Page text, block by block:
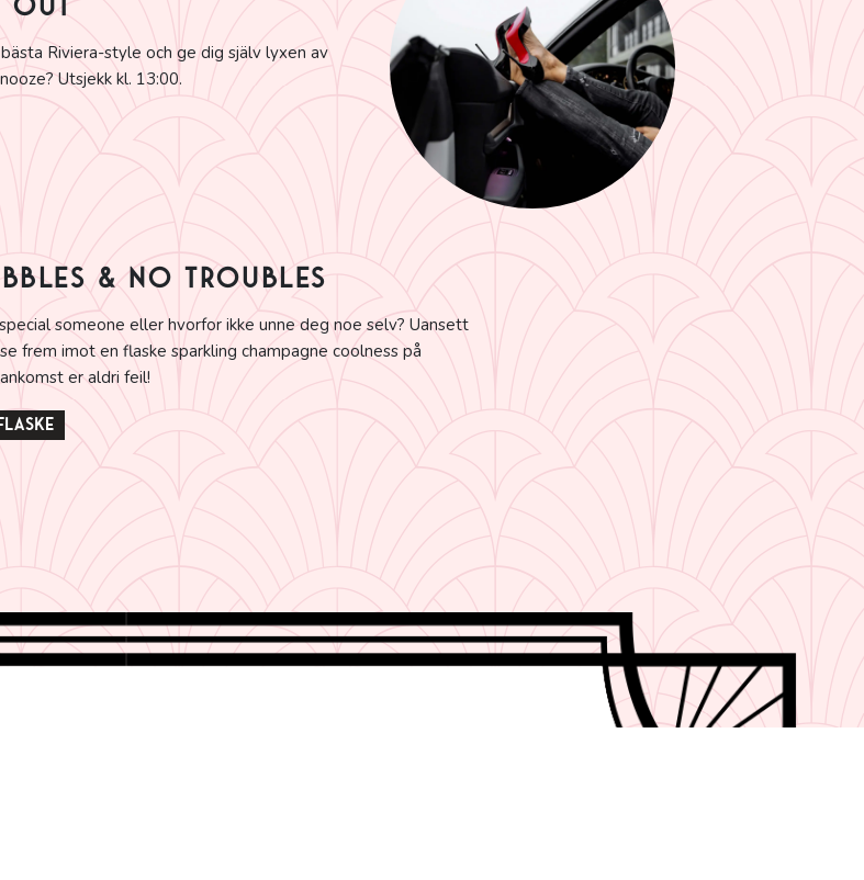
OUT
Riviera-style och ge dig själv lyxen av
Utsjekk kl. 13:00.
& no troubles
someone eller hvorfor ikke unne deg noe selv? Uansett
frem imot en flaske sparkling champagne coolness på
er aldri feil!